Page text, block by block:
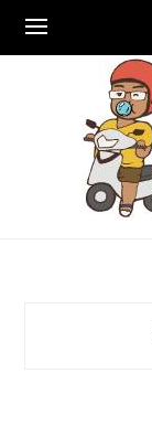
content